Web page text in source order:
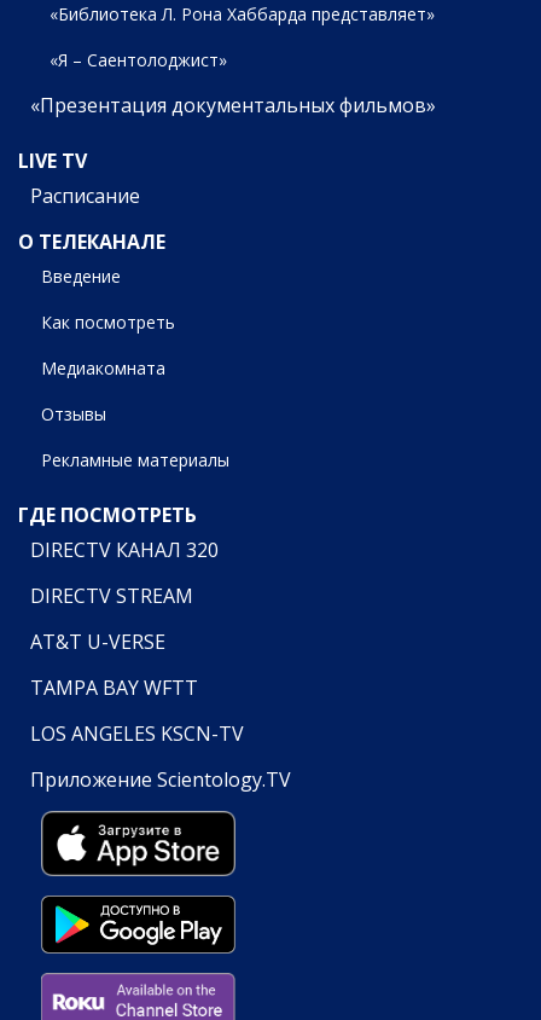
«Библиотека Л. Рона Хаббарда представляет»
«Я – Саентолоджист»
«Презентация документальных фильмов»
LIVE TV
Расписание
О ТЕЛЕКАНАЛЕ
Введение
Как посмотреть
Медиакомната
Отзывы
Рекламные материалы
ГДЕ ПОСМОТРЕТЬ
DIRECTV КАНАЛ 320
DIRECTV STREAM
AT&T U-VERSE
TAMPA BAY WFTT
LOS ANGELES KSCN-TV
Приложение Scientology.TV